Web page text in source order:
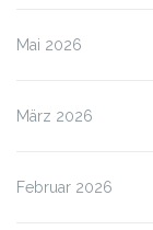
Mai 2026
März 2026
Februar 2026